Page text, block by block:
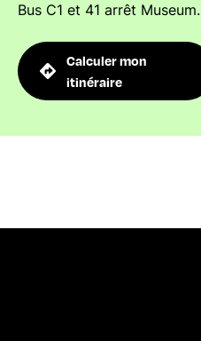
Bus C1 et 41 arrêt Museum.
Calculer mon
itinéraire